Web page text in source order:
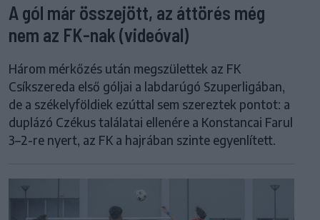
A gól már összejött, az áttörés még
nem az FK-nak (videóval)
Három mérkőzés után megszülettek az FK
Csíkszereda első góljai a labdarúgó Szuperligában,
de a székelyföldiek ezúttal sem szereztek pontot: a
duplázó Czékus találatai ellenére a Konstancai Farul
3–2-re nyert, az FK a hajrában szinte egyenlített.